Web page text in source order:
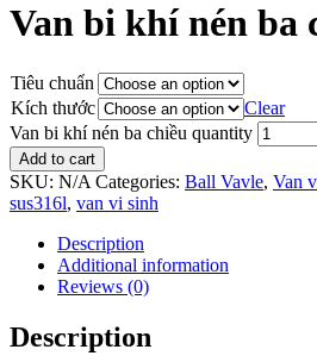
Van bi khí nén ba
Tiêu chuẩn
Kích thước
Clear
Van bi khí nén ba chiều quantity
Add to cart
SKU: N/A Categories: Ball Vavle, Van
sus316l, van vi sinh
Description
Additional information
Reviews (0)
Description